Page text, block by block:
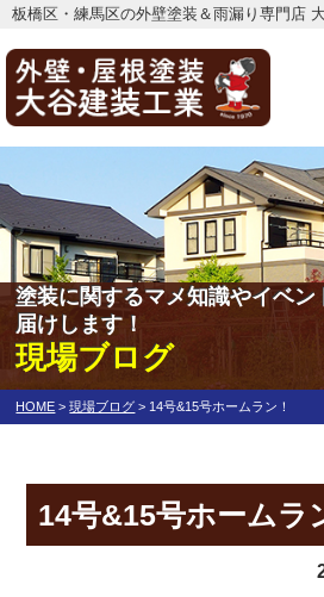
板橋区・練馬区の外壁塗装＆雨漏り専門店
塗装に関するマメ知識やイベ
届けします！
現場ブログ
HOME >現場ブログ > 14号&15号ホームラン！
14号&15号ホームラ